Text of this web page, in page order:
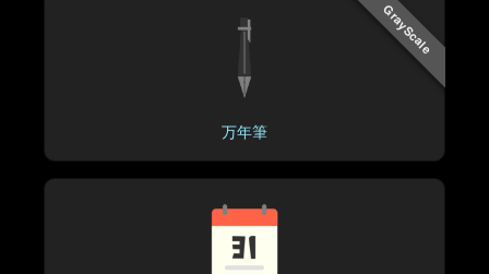
GrayScale
万年筆